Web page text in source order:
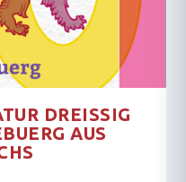
DREISSIG J
AUS D
P